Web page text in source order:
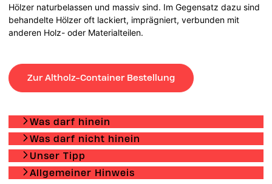
Hölzer naturbelassen und massiv sind. Im Gegensatz dazu sind
behandelte Hölzer oft lackiert, imprägniert, verbunden mit
anderen Holz- oder Materialteilen.
Zur Altholz-Container Bestellung
Was darf hinein
Was darf nicht hinein
Unser Tipp
Allgemeiner Hinweis